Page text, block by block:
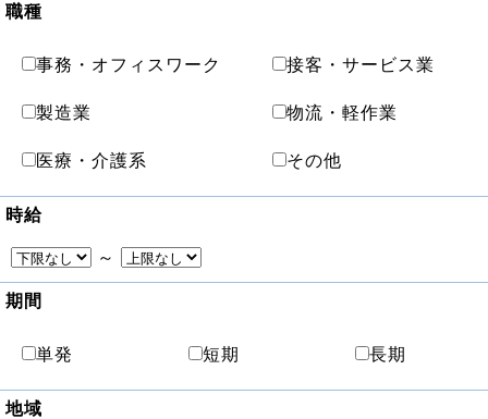
職種
事務・オフィスワーク 接客・サービス業
製造業 物流・軽作業
医療・介護系 その他
時給
～
期間
単発 短期 長期
地域